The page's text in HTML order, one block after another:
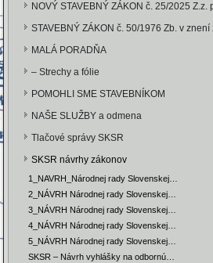
NOVÝ STAVEBNÝ ZÁKON č. 25/2025
STAVEBNÝ ZÁKON č. 50/1976 Zb. v
MALÁ PORADŇA
– Strechy a fólie
POMOHLI SME STAVEBNÍKOM
NAŠE SLUŽBY a odmena
Tlačové správy SKSR
SKSR návrhy zákonov
1_NAVRH_Národnej rady Slovenskej…
2_NÁVRH Národnej rady Slovenskej…
3_NÁVRH Národnej rady Slovenskej…
4_NÁVRH Národnej rady Slovenskej…
5_NÁVRH Národnej rady Slovenskej…
SKSR – Návrh vyhlášky na odbornú…